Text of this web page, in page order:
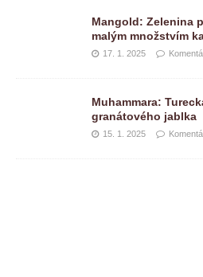
Mangold: Zelenina
malým množstvím
17. 1. 2025
Muhammara:
granátového jablka
15. 1. 2025